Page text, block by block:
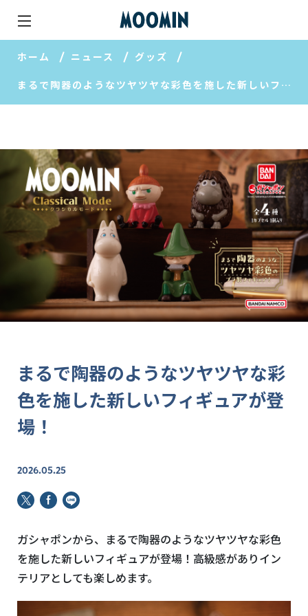
ホーム ニュース グッズ
まるで陶器のようなツヤツヤな彩色を施した新しいフィギュアが登場！
まるで陶器のようなツヤツヤな彩
色を施した新しいフィギュアが登
場！
2026.05.25
ガシャポンから、まるで陶器のようなツヤツヤな彩色
を施した新しいフィギュアが登場！高級感がありイン
テリアとしても楽しめます。